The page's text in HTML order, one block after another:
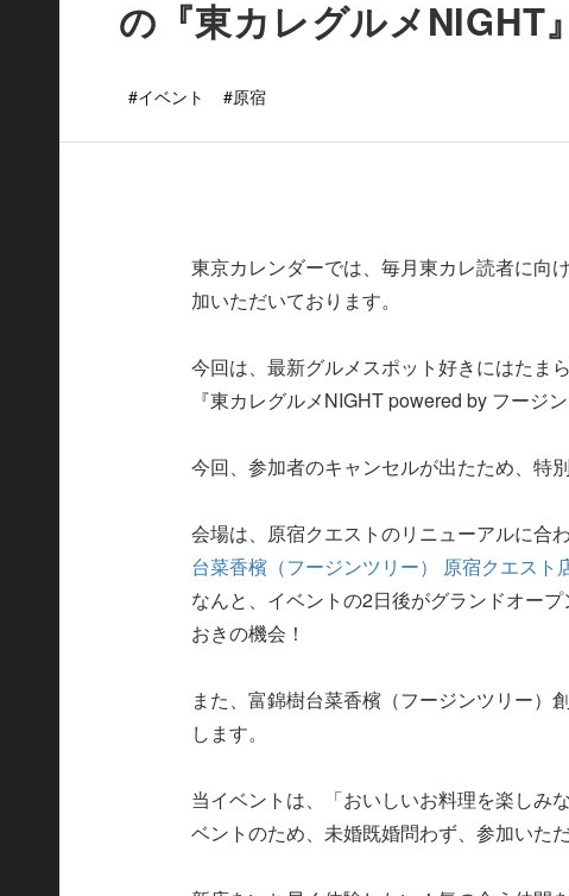
の『東カレグルメNIGHT
#イベント #原宿
東京カレンダーでは、毎月東カレ読者に向
加いただいております。
今回は、最新グルメスポット好きにはたま
『東カレグルメNIGHT powered by フージ
今回、参加者のキャンセルが出たため、特
会場は、原宿クエストのリニューアルに合
台菜香檳（フージンツリー） 原宿クエスト
なんと、イベントの2日後がグランドオー
おきの機会！
また、富錦樹台菜香檳（フージンツリー）
します。
当イベントは、「おいしいお料理を楽しみ
ベントのため、未婚既婚問わず、参加いた